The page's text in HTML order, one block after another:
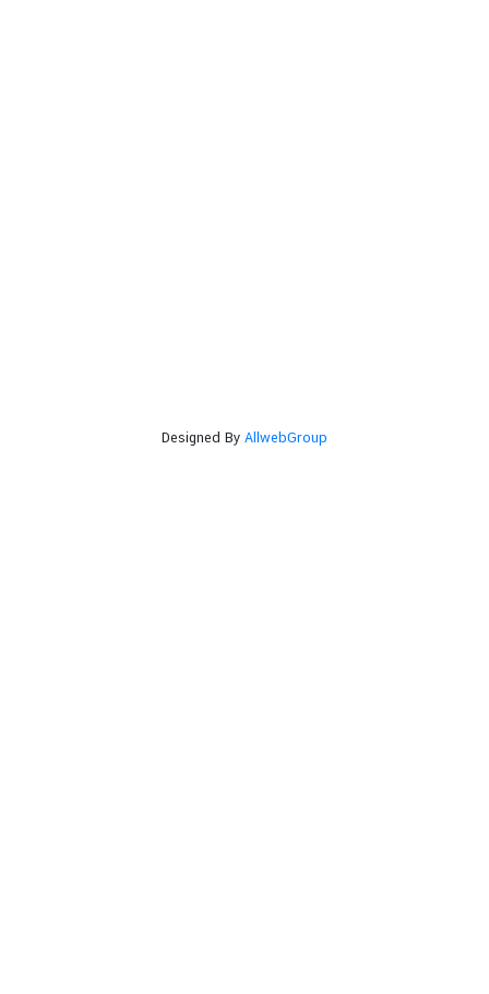
Designed By AllwebGroup